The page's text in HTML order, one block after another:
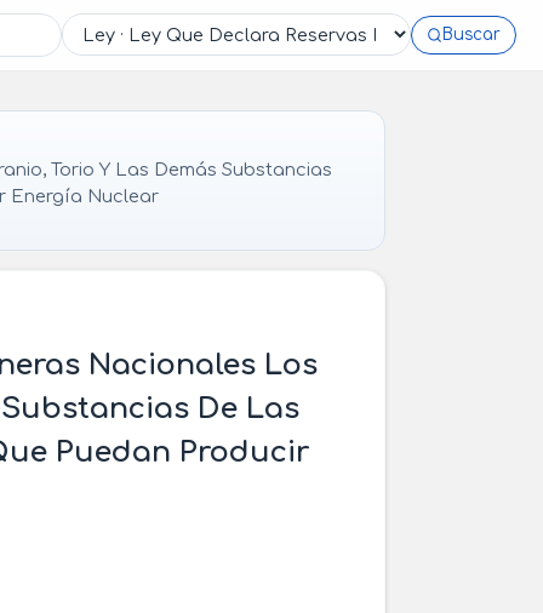
Buscar
Torio Y Las Demás Substancias
Energía Nuclear
Nacionales Los
De Las
Puedan Producir